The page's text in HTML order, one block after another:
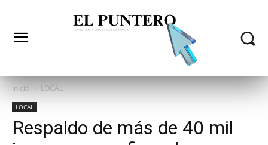
Inicio LOCAL
LOCAL
Respaldo de más de 40 mil